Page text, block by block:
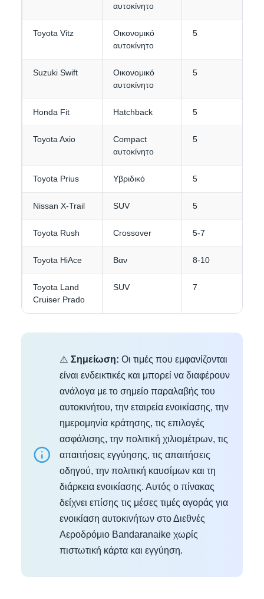
αυτοκίνητο
Toyota Vitz
Οικονομικό
αυτοκίνητο
5
Suzuki Swift
Οικονομικό
αυτοκίνητο
5
Honda Fit Hatchback 5
Toyota Axio
Compact
αυτοκίνητο
5
Toyota Prius Υβριδικό 5
Nissan X-Trail SUV 5
Toyota Rush Crossover 5-7
Toyota HiAce Βαν 8-10
Toyota Land
Cruiser Prado
SUV 7
⚠️ Σημείωση: Οι τιμές που εμφανίζονται
είναι ενδεικτικές και μπορεί να διαφέρουν
ανάλογα με το σημείο παραλαβής του
αυτοκινήτου, την εταιρεία ενοικίασης, την
ημερομηνία κράτησης, τις επιλογές
ασφάλισης, την πολιτική χιλιομέτρων, τις
απαιτήσεις εγγύησης, τις απαιτήσεις
οδηγού, την πολιτική καυσίμων και τη
διάρκεια ενοικίασης. Αυτός ο πίνακας
δείχνει επίσης τις μέσες τιμές αγοράς για
ενοικίαση αυτοκινήτων στο Διεθνές
Αεροδρόμιο Bandaranaike χωρίς
πιστωτική κάρτα και εγγύηση.